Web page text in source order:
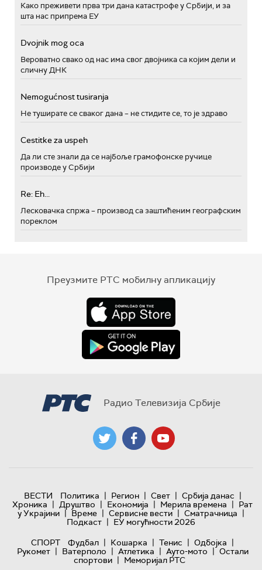
Како преживети прва три дана катастрофе у Србији, и за
шта нас припрема ЕУ
Dvojnik mog oca
Вероватно свако од нас има свог двојника са којим дели и
сличну ДНК
Nemogućnost tusiranja
Не туширате се сваког дана – не стидите се, то је здраво
Cestitke za uspeh
Да ли сте знали да се најбоље грамофонске ручице
производе у Србији
Re: Eh...
Лесковачка спржа – производ са заштићеним географским
пореклом
Преузмите РТС мобилну апликацију
Радио Телевизија Србије
ВЕСТИ Политика | Регион | Свет | Србија данас |
Хроника | Друштво | Економија | Мерила времена | Рат
у Украјини | Време | Сервисне вести | Сматрачница |
Подкаст | ЕУ могућности 2026
СПОРТ
Фудбал | Кошарка | Тенис | Одбојка |
Рукомет | Ватерполо | Атлетика | Ауто-мото | Остали
спортови | Меморијал РТС